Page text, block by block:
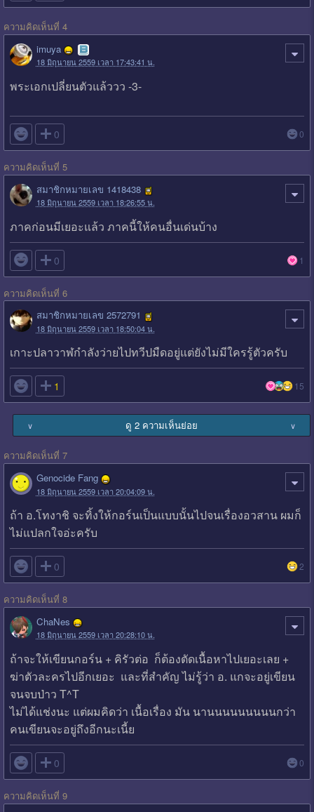
ความคิดเห็นที่ 4
imuya
18 มิถุนายน 2559 เวลา 17:43:41 น.
พระเอกเปลี่ยนตัวแล้ววว -3-
 0 0
ความคิดเห็นที่ 5
สมาชิกหมายเลข 1418438
18 มิถุนายน 2559 เวลา 18:26:55 น.
ภาคก่อนมีเยอะแล้ว ภาคนี้ให้คนอื่นเด่นบ้าง
 0 1
ความคิดเห็นที่ 6
สมาชิกหมายเลข 2572791
18 มิถุนายน 2559 เวลา 18:50:04 น.
เกาะปลาวาฬกำลังว่ายไปทวีปมืดอยู่แต่ยังไม่มีใครรู้ตัวครับ
 1 15
∨ ดู 2 ความเห็นย่อย ∨
ความคิดเห็นที่ 7
Genocide Fang
18 มิถุนายน 2559 เวลา 20:04:09 น.
ถ้า อ.โทงาชิ จะทิ้งให้กอร์นเป็นแบบนั้นไปจนเรื่องอวสาน ผมก็
ไม่แปลกใจอ่ะครับ
 0 2
ความคิดเห็นที่ 8
ChaNes
18 มิถุนายน 2559 เวลา 20:28:10 น.
ถ้าจะให้เขียนกอร์น + คิรัวต่อ ก็ต้องตัดเนื้อหาไปเยอะเลย +
ฆ่าตัวละครไปอีกเยอะ และที่สำคัญ ไม่รู้ว่า อ. แกจะอยู่เขียน
จนจบป่าว T^T
ไม่ได้แช่งนะ แต่ผมคิดว่า เนื้อเรื่อง มัน นานนนนนนนนนกว่า
คนเขียนจะอยู่ถึงอีกนะเนี้ย
 0 0
ความคิดเห็นที่ 9